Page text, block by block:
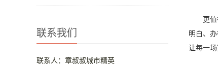
联系我们
联系人：章叔叔城市精英
更值得
明白、
让每一